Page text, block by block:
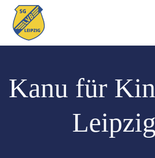
Kanu für
Leipzig